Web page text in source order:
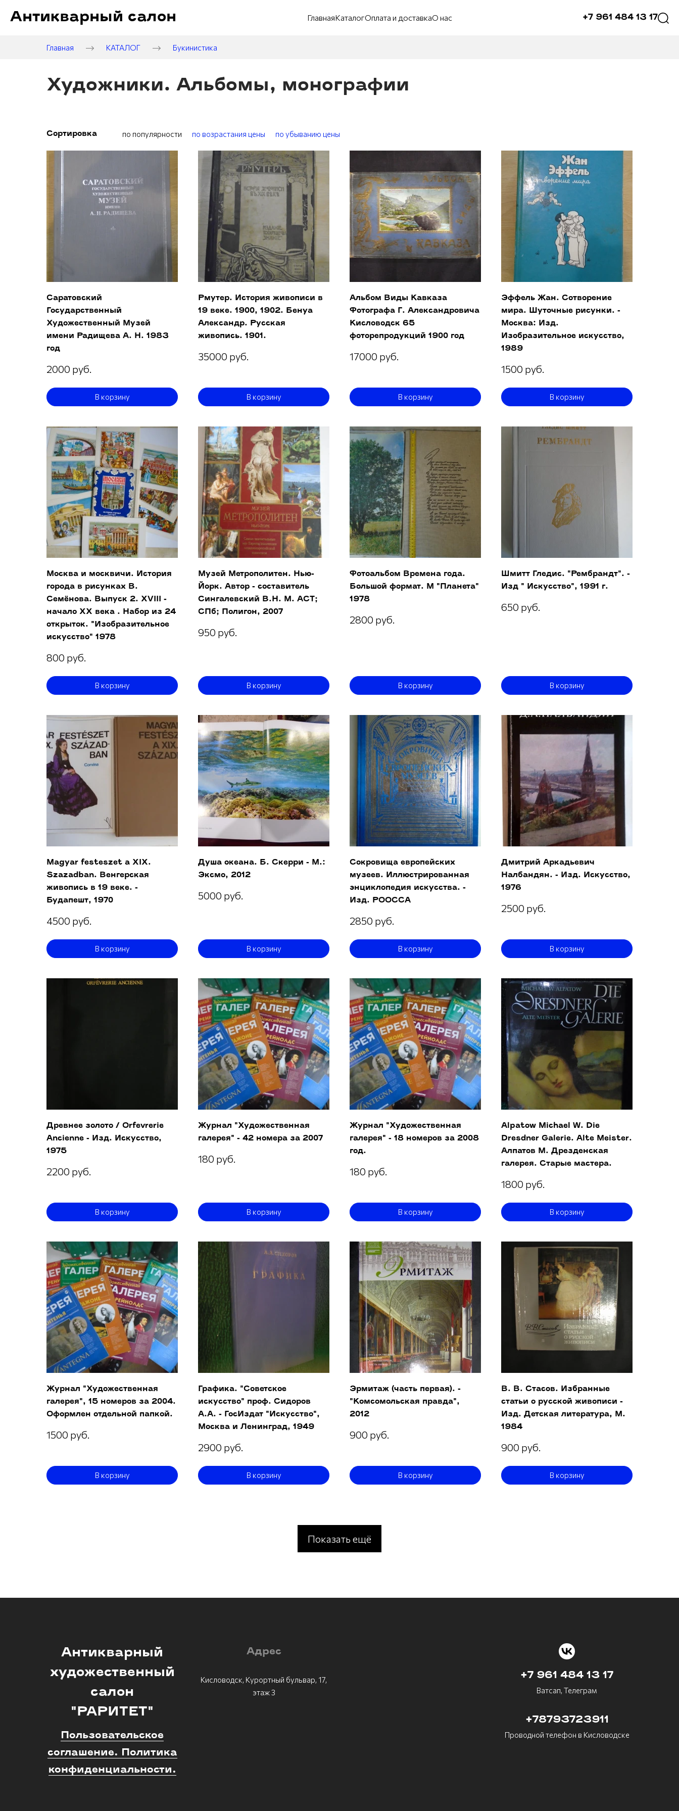
Антикварный салон ГлавнаяКаталогОплата и доставкаО нас +7 961 484 13 17
Главная КАТАЛОГ Букинистика
Художники. Альбомы, монографии
Сортировка по популярности по возрастания цены по убыванию цены
Саратовский
Государственный
Художественный Музей
имени Радищева А. Н. 1983
год
2000 руб.
В корзину
Рмутер. История живописи в
19 веке. 1900, 1902. Бенуа
Александр. Русская
живопись. 1901.
35000 руб.
В корзину
Альбом Виды Кавказа
Фотографа Г. Александровича
Кисловодск 65
фоторепродукций 1900 год
17000 руб.
В корзину
Эффель Жан. Сотворение
мира. Шуточные рисунки. -
Москва: Изд.
Изобразительное искусство,
1989
1500 руб.
В корзину
Москва и москвичи. История
города в рисунках В.
Семёнова. Выпуск 2. XVIII -
начало XX века . Набор из 24
открыток. "Изобразительное
искусство" 1978
800 руб.
В корзину
Музей Метрополитен. Нью-
Йорк. Автор - составитель
Сингалевский В.Н. М. АСТ;
СПб; Полигон, 2007
950 руб.
В корзину
Фотоальбом Времена года.
Большой формат. М "Планета"
1978
2800 руб.
В корзину
Шмитт Гледис. "Рембрандт". -
Изд " Искусство", 1991 г.
650 руб.
В корзину
Magyar festeszet a ХIХ.
Szazadban. Венгерская
живопись в 19 веке. -
Будапешт, 1970
4500 руб.
В корзину
Душа океана. Б. Скерри - М.:
Эксмо, 2012
5000 руб.
В корзину
Сокровища европейских
музеев. Иллюстрированная
энциклопедия искусства. -
Изд. РООССА
2850 руб.
В корзину
Дмитрий Аркадьевич
Налбандян. - Изд. Искусство,
1976
2500 руб.
В корзину
Древнее золото / Orfevrerie
Ancienne - Изд. Искусство,
1975
2200 руб.
В корзину
Журнал "Художественная
галерея" - 42 номера за 2007
180 руб.
В корзину
Журнал "Художественная
галерея" - 18 номеров за 2008
год.
180 руб.
В корзину
Alpatow Michael W. Die
Dresdner Galerie. Alte Meister.
Алпатов М. Дрезденская
галерея. Старые мастера.
1800 руб.
В корзину
Журнал "Художественная
галерея", 15 номеров за 2004.
Оформлен отдельной папкой.
1500 руб.
В корзину
Графика. "Советское
искусство" проф. Сидоров
А.А. - ГосИздат "Искусство",
Москва и Ленинград, 1949
2900 руб.
В корзину
Эрмитаж (часть первая). -
"Комсомольская правда",
2012
900 руб.
В корзину
В. В. Стасов. Избранные
статьи о русской живописи -
Изд. Детская литература, М.
1984
900 руб.
В корзину
Показать ещё
Антикварный
художественный
салон
"РАРИТЕТ"
Пользовательское
соглашение. Политика
конфиденциальности.
Адрес
Кисловодск, Курортный бульвар, 17,
этаж 3
+7 961 484 13 17
Ватсап, Телеграм
+78793723911
Проводной телефон в Кисловодске